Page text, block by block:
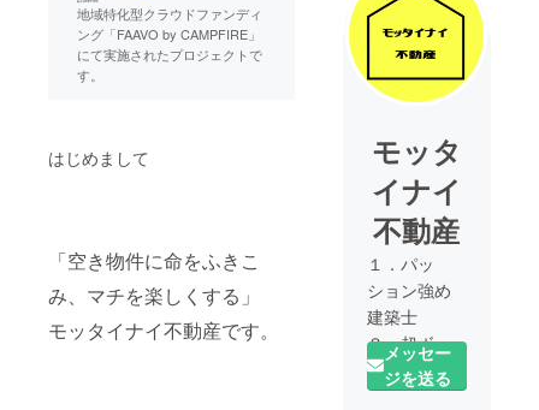
地域特化型クラウドファンディ
ング「FAAVO by CAMPFIRE」
にて実施されたプロジェクトで
す。
はじめまして
「空き物件に命をふきこ
み、マチを楽しくする」
モッタイナイ不動産です。
モッタ
イナイ
不動産
１．パッ
ション強め
建築士
２．超ボロ
物件大好き
大家
メッセー
ジを送る